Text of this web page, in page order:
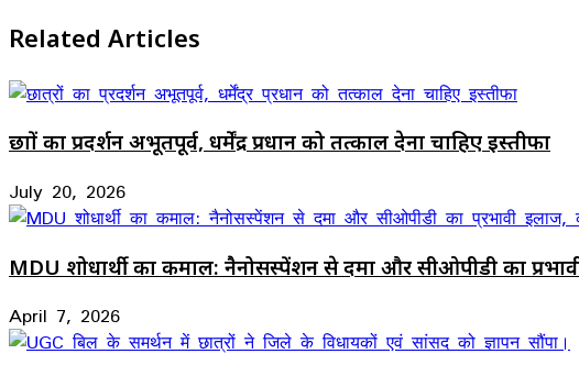
Related Articles
छात्रों का प्रदर्शन अभूतपूर्व, धर्मेंद्र प्रधान को तत्काल देना चाहिए इस्तीफा
July 20, 2026
MDU शोधार्थी का कमाल: नैनोसस्पेंशन से दमा और सीओपीडी का
April 7, 2026